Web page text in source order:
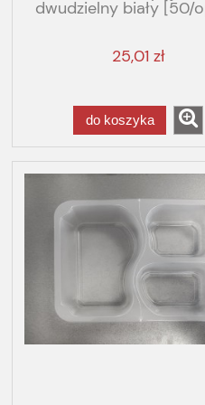
dwudzielny biały [50/
LITE colt
25,01 zł
do koszyka